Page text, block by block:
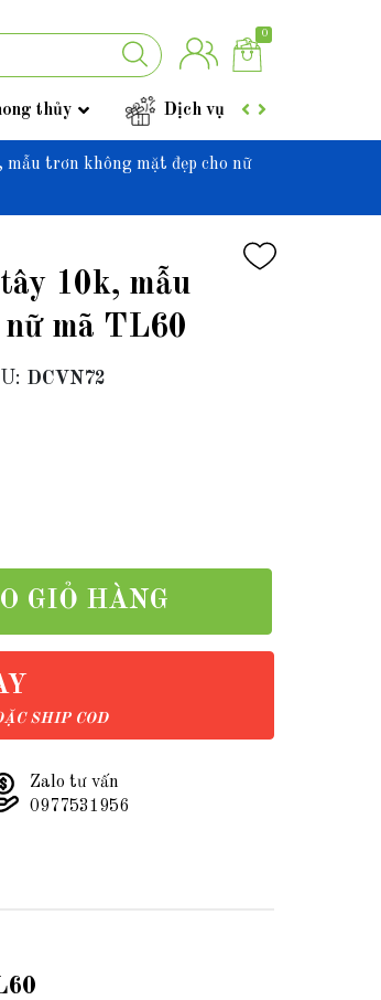
0
thủy Dịch vụ
trơn không mặt đẹp cho nữ
10k, mẫu
mã TL60
DCVN72
GIỎ HÀNG
SHIP COD
Zalo tư vấn
0977531956